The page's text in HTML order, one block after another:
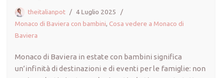
theitalianpot
4 Luglio 2025
Monaco di Baviera con bambini, Cosa vedere a Monaco di
Baviera
Monaco di Baviera in estate con bambini significa
un’infinità di destinazioni e di eventi per le famiglie: non